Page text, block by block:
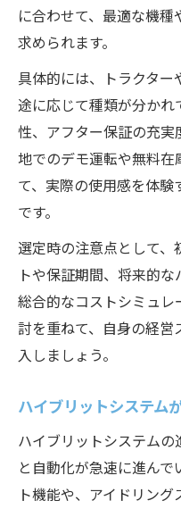
燃料費節約に
ムの選び方
実践で効果を
実践者が語る導入
ハイブリット
注意点
現場で感じた
手
導入後のサポ
初期投資と採
に合わせて、最適な機
求められます。
具体的には、トラクタ
途に応じて種類が分か
性、アフター保証の充
地でのデモ運転や無料
て、実際の使用感を体
です。
選定時の注意点として
トや保証期間、将来的
総合的なコストシミュ
討を重ねて、自身の経
入しましょう。
ハイブリットシステム
ハイブリットシステム
と自動化が急速に進ん
ト機能や、アイドリン